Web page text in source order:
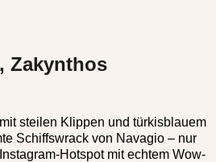
Zakynthos
steilen Klippen und türkisblauem
Schiffswrack von Navagio – nur
Hotspot mit echtem Wow-